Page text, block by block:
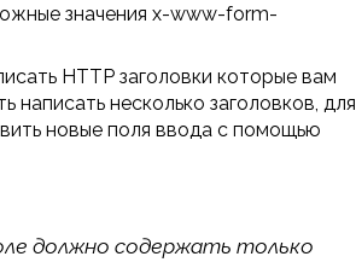
значения x-www-form-
HTTP заголовки которые вам
написать несколько заголовков, для
новые поля ввода с помощью
должно содержать только